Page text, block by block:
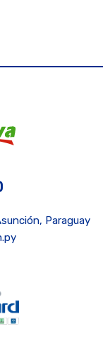
Paraguay